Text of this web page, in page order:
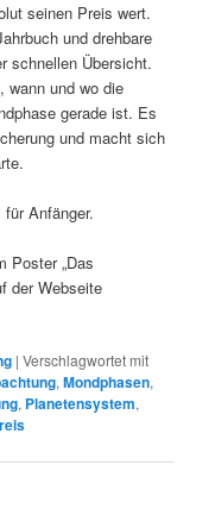
seinen Preis wert.
und drehbare
schnellen Übersicht.
wann und wo die
gerade ist. Es
und macht sich
Anfänger.
Poster „Das
der Webseite
|Verschlagwortet mit
,Mondphasen,
, Planetensystem,